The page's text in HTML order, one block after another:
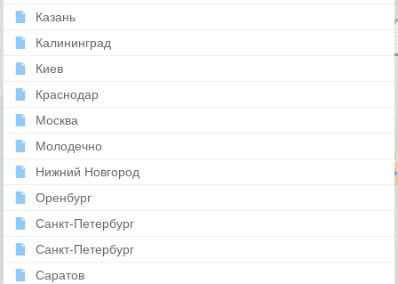
Казань
Калининград
Киев
Краснодар
Москва
Молодечно
Нижний Новгород
Оренбург
Санкт-Петербург
Санкт-Петербург
Саратов